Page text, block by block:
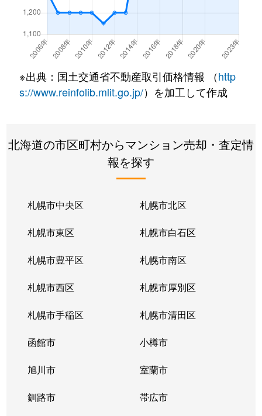
北２２条東 300万円
北２２条東
640万円 元町(札幌)
北２２条東
3,200万円 元町(札幌)
北２４条東
3,000万円 元町(札幌)
北２６条東
2,000万円 元町(札幌)
2,200万円
北３３条東
新道東
北３４条東
新道東
北３４条東
新道東
北３４条東
新道東
北３５条東
北34条
北３５条東
北34条
北３５条東
新道東
北３６条東
新道東
※出典：国土交通省不動産取引価格情報 （http
s://www.reinfolib.mlit.go.jp/）を加工して作成
北海道の市区町村からマンション売却・査定情
報を探す
札幌市中央区 札幌市北区
札幌市東区 札幌市白石区
札幌市豊平区 札幌市南区
札幌市西区 札幌市厚別区
札幌市手稲区 札幌市清田区
函館市 小樽市
旭川市 室蘭市
釧路市 帯広市